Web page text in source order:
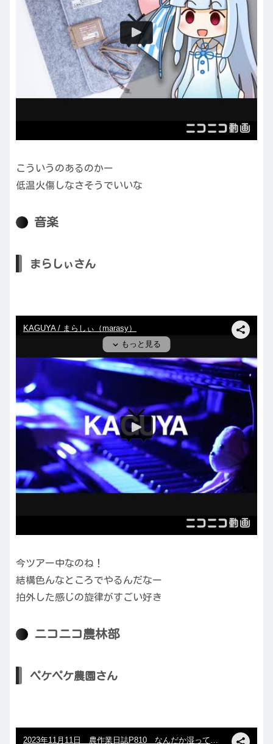
こういうのあるのかー
低温火傷しなさそうでいいな
音楽
まらしぃさん
今ツアー中なのね！
結構色んなところでやるんだなー
拍外した感じの旋律がすごい好き
ニコニコ農林部
ペケペケ農園さん